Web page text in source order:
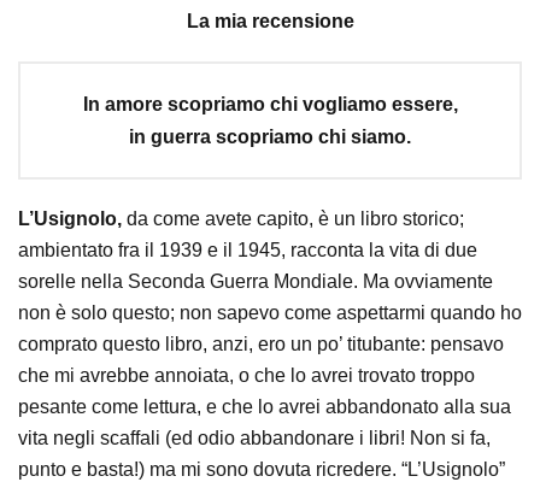
La mia recensione
In amore scopriamo chi vogliamo essere,
in guerra scopriamo chi siamo.
L’Usignolo, da come avete capito, è un libro storico;
ambientato fra il 1939 e il 1945, racconta la vita di due
sorelle nella Seconda Guerra Mondiale. Ma ovviamente
non è solo questo; non sapevo come aspettarmi quando ho
comprato questo libro, anzi, ero un po’ titubante: pensavo
che mi avrebbe annoiata, o che lo avrei trovato troppo
pesante come lettura, e che lo avrei abbandonato alla sua
vita negli scaffali (ed odio abbandonare i libri! Non si fa,
punto e basta!) ma mi sono dovuta ricredere. “L’Usignolo”